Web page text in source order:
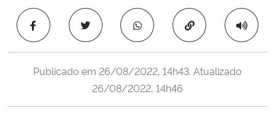
Ministério da Educação
Ministério da Cidadania
Copiar para área
Publicado em 26/08/2022, 14h43. Atualizado
26/08/2022, 14h46